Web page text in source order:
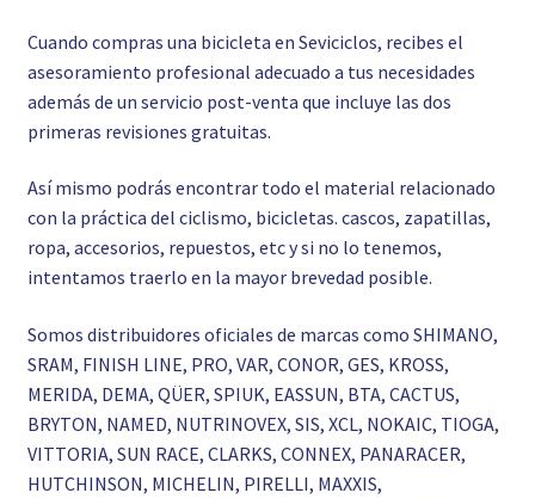
Cuando compras una bicicleta en Seviciclos, recibes el
asesoramiento profesional adecuado a tus necesidades
además de un servicio post-venta que incluye las dos
primeras revisiones gratuitas.
Así mismo podrás encontrar todo el material relacionado
con la práctica del ciclismo, bicicletas. cascos, zapatillas,
ropa, accesorios, repuestos, etc y si no lo tenemos,
intentamos traerlo en la mayor brevedad posible.
Somos distribuidores oficiales de marcas como SHIMANO,
SRAM, FINISH LINE, PRO, VAR, CONOR, GES, KROSS,
MERIDA, DEMA, QÜER, SPIUK, EASSUN, BTA, CACTUS,
BRYTON, NAMED, NUTRINOVEX, SIS, XCL, NOKAIC, TIOGA,
VITTORIA, SUN RACE, CLARKS, CONNEX, PANARACER,
HUTCHINSON, MICHELIN, PIRELLI, MAXXIS,